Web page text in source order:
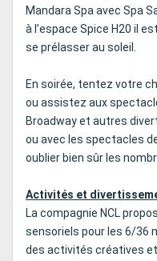
Mandara Spa avec Spa
à l’espace Spice H20 il
se prélasser au soleil.
En soirée, tentez votre
ou assistez aux
Broadway et autres
ou avec les spectacles
oublier bien sûr les
Activités et
La compagnie NCL
sensoriels pour les 6/36
des activités créatives